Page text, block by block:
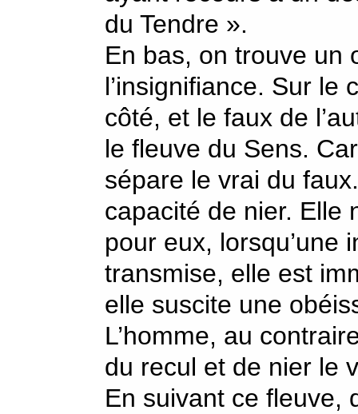
du Tendre ».
En bas, on trouve un
l’insignifiance. Sur le
côté, et le faux de
le fleuve du Sens.
sépare le vrai du
capacité de nier. Elle
pour eux, lorsqu’une
transmise, elle est
elle suscite une
L’homme, au
du recul et de nier le
En suivant ce fleuve,